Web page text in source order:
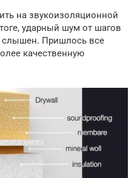
на звукоизоляционной
ударный шум от шагов
слышен. Пришлось все
качественную